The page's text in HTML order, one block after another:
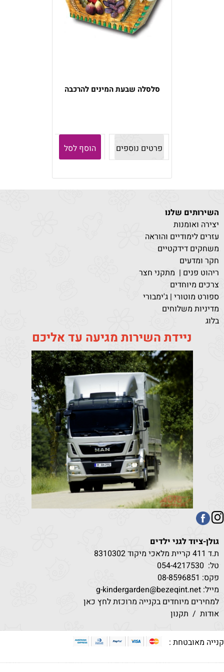
סלסלה שבעת המינים להרכבה
פרטים נוספים הוסף לסל
השירותים שלנו
יצירה ואומנות
עזרים לימודיים והוראה
משחקים דידקטיים
חקר ומדעים
ריהוט פנים | מתקני חצר
צרכים מיוחדים
ספורט מוטורי | ג'ימבורי
מדיניות משלוחים
בלוג
ניידת השירות מגיעה עד אליכם
גולן-ציוד לגני ילדים
ת.ד 411 קריית מלאכי מיקוד 8310302
טל:
054-4217530
פקס: 08-8596851
מייל: g-kindergarden@bezeqint.net
למחירים מיוחדים בקנייה מרוכזת לחץ כאן
אודות/ תקנון
מאובטחת :